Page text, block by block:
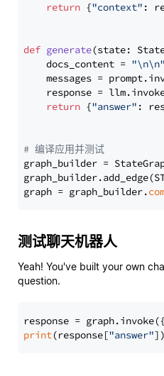
return {"context" :
def generate(state:
    docs_content =
"\n\n"
messages =
response =
return {"answer" :
# 编译应用并测试
graph_builder =
graph = graph_builder.
测试聊天机器人
Yeah! You've built your own
question.
response = graph.invoke({
print(response["answer"